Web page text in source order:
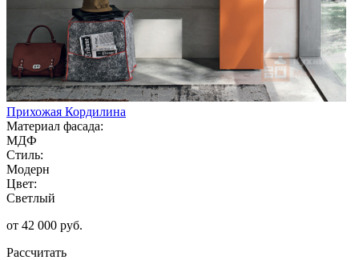
Прихожая Кордилина
Материал фасада:
МДФ
Стиль:
Модерн
Цвет:
Светлый
от 42 000 руб.
Рассчитать